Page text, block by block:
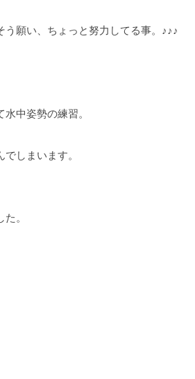
い、ちょっと努力してる事。♪♪♪
中姿勢の練習。
しまいます。
。